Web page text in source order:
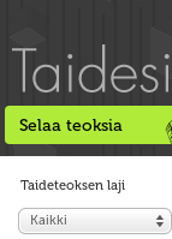
Selaa teoksia
Taideteoksen laji
Kaikki